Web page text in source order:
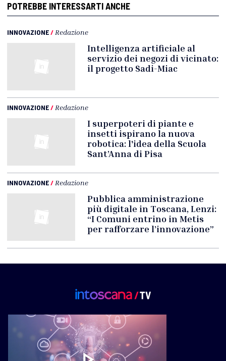
POTREBBE INTERESSARTI ANCHE
INNOVAZIONE/Redazione
Intelligenza artificiale al
servizio dei negozi di vicinato:
il progetto Sadi-Miac
INNOVAZIONE/Redazione
I superpoteri di piante e
insetti ispirano la nuova
robotica: l'idea della Scuola
Sant’Anna di Pisa
INNOVAZIONE/Redazione
Pubblica amministrazione
più digitale in Toscana, Lenzi:
“I Comuni entrino in Metis
per rafforzare l’innovazione”